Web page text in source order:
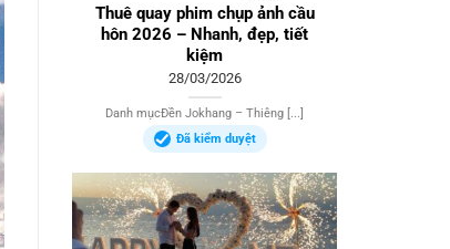
Thuê quay phim chụp ảnh cầu
hôn 2026 – Nhanh, đẹp, tiết
kiệm
28/03/2026
Danh mụcĐền Jokhang – Thiêng [...]
Đã kiểm duyệt